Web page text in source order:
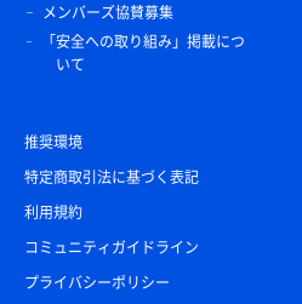
メンバーズ協賛募集
「安全への取り組み」掲載につ
いて
推奨環境
特定商取引法に基づく表記
利用規約
コミュニティガイドライン
プライバシーポリシー